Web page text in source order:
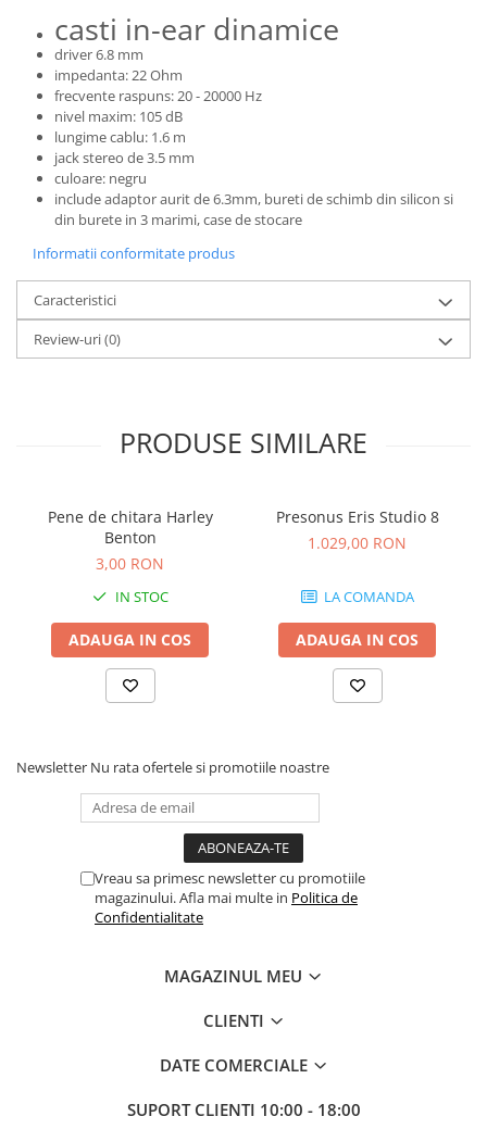
Controllere MIDI - USB DAW
Controllere monitoare de studio
Convertoare AD/DA
Interfete audio
Interfete MIDI si Cabluri Midi-USB
Microfoane de studio
Monitoare de studio
Pop filtre
Preamplificatoare
Rack studio
Recordere de studio
Recordere portabile
Subwoofere de studio
Accesorii pentru lumini
Cabluri de Alimentare
Comenzi si controllere
Efecte de lumini
Masini de fum si ceata
Moving Head-uri
Proiectoare
Scene şi Ring-uri de Dans
Stative si schela lumini
Instrumente de percutie
Instrumente de suflat
casti in-ear dinamice
driver 6.8 mm
impedanta: 22 Ohm
frecvente raspuns: 20 - 20000 Hz
nivel maxim: 105 dB
lungime cablu: 1.6 m
jack stereo de 3.5 mm
culoare: negru
include adaptor aurit de 6.3mm, bureti de schimb din silicon si
din burete in 3 marimi, case de stocare
Informatii conformitate produs
Caracteristici
Review-uri(0)
PRODUSE SIMILARE
Pene de chitara Harley
Benton
3,00 RON
IN STOC
ADAUGA IN COS
Presonus Eris Studio 8
1.029,00 RON
LA COMANDA
ADAUGA IN COS
Newsletter Nu rata ofertele si promotiile noastre
Vreau sa primesc newsletter cu promotiile
magazinului. Afla mai multe in Politica de
Confidentialitate
MAGAZINUL MEU
CLIENTI
DATE COMERCIALE
SUPORT CLIENTI 10:00 - 18:00